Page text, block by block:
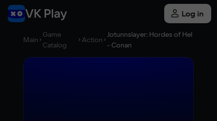
Log in
Main
Game
Catalog
Action
Jotunnslayer: Hordes of Hel
- Conan